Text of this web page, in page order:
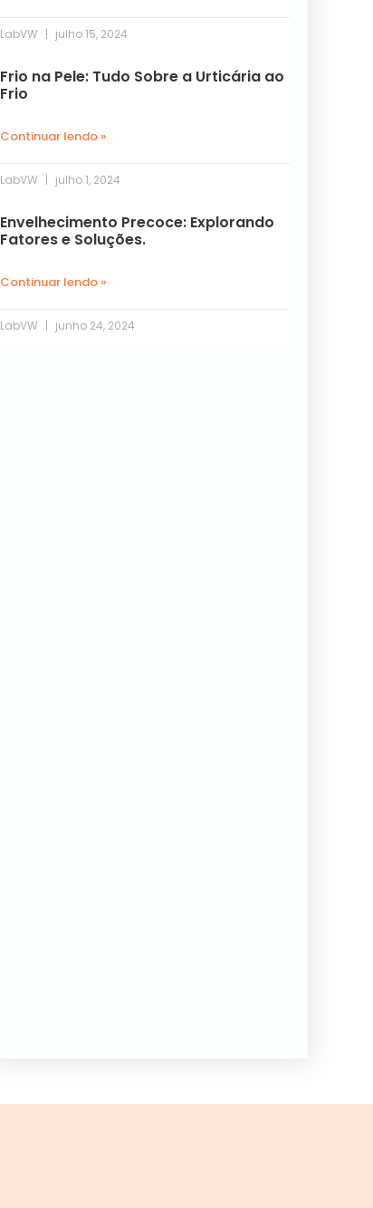
LabVW julho 15, 2024
Frio na Pele: Tudo Sobre a Urticária ao
Frio
Continuar lendo »
LabVW julho 1, 2024
Envelhecimento Precoce: Explorando
Fatores e Soluções.
Continuar lendo »
LabVW junho 24, 2024